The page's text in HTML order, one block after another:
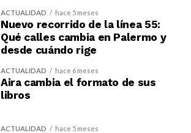
ACTUALIDAD hace 5 meses
Nuevo recorrido de la línea 55:
Qué calles cambia en Palermo y
desde cuándo rige
ACTUALIDAD hace 6 meses
Aira cambia el formato de sus
libros
ACTUALIDAD hace 5 meses